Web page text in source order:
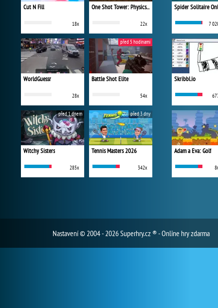
Cut N Fill
18x
One Shot Tower: Physics Destroyer
22x
WorldGuessr
28x
Battle Shot Elite
54x
před 5 hodinami
Witchy Sisters
285x
před 1 dnem
Tennis Masters 2026
342x
před 3 dny
Spider Solitaire
7
Skribbl.io
Adam a Eva: Golf
Nastavení© 2004 - 2026 Superhry.cz ® - Online hry zdarma